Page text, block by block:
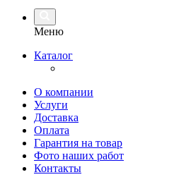
Меню
Каталог
О компании
Услуги
Доставка
Оплата
Гарантия на товар
Фото наших работ
Контакты